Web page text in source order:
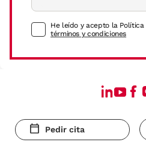
He leído y acepto la Política
términos y condiciones
Pedir cita